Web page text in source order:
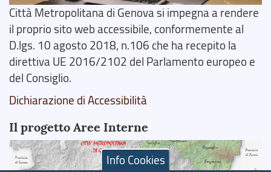
Città Metropolitana di Genova si impegna a rendere
il proprio sito web accessibile, conformemente al
D.lgs. 10 agosto 2018, n.106 che ha recepito la
direttiva UE 2016/2102 del Parlamento europeo e
del Consiglio.
Dichiarazione di Accessibilità
Il progetto Aree Interne
Info Cookies